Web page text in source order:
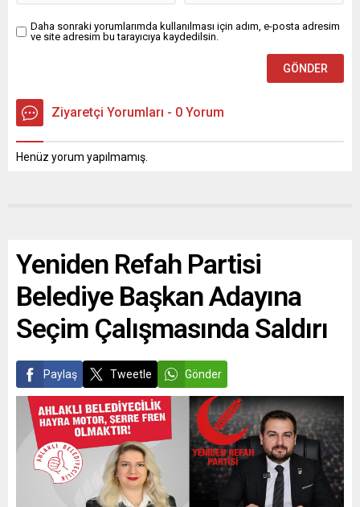
Daha sonraki yorumlarımda kullanılması için adım, e-posta adresim
ve site adresim bu tarayıcıya kaydedilsin.
Ziyaretçi Yorumları - 0 Yorum
Henüz yorum yapılmamış.
Yeniden Refah Partisi
Belediye Başkan Adayına
Seçim Çalışmasında Saldırı
Paylaş Tweetle Gönder